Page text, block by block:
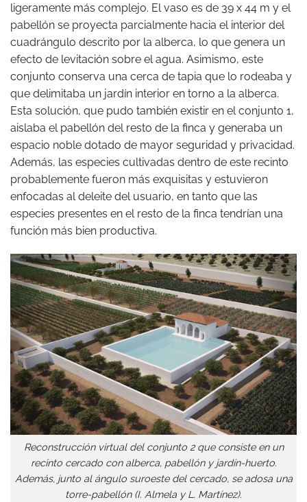
ligeramente más complejo. El vaso es de 39 x 44 m y el
pabellón se proyecta parcialmente hacia el interior del
cuadrángulo descrito por la alberca, lo que genera un
efecto de levitación sobre el agua. Asimismo, este
conjunto conserva una cerca de tapia que lo rodeaba y
que delimitaba un jardín interior en torno a la alberca.
Esta solución, que pudo también existir en el conjunto 1,
aislaba el pabellón del resto de la finca y generaba un
espacio noble dotado de mayor seguridad y privacidad.
Además, las especies cultivadas dentro de este recinto
probablemente fueron más exquisitas y estuvieron
enfocadas al deleite del usuario, en tanto que las
especies presentes en el resto de la finca tendrían una
función más bien productiva.
Reconstrucción virtual del conjunto 2 que consiste en un
recinto cercado con alberca, pabellón y jardín-huerto.
Además, junto al ángulo suroeste del cercado, se adosa una
torre-pabellón (I. Almela y L. Martínez).